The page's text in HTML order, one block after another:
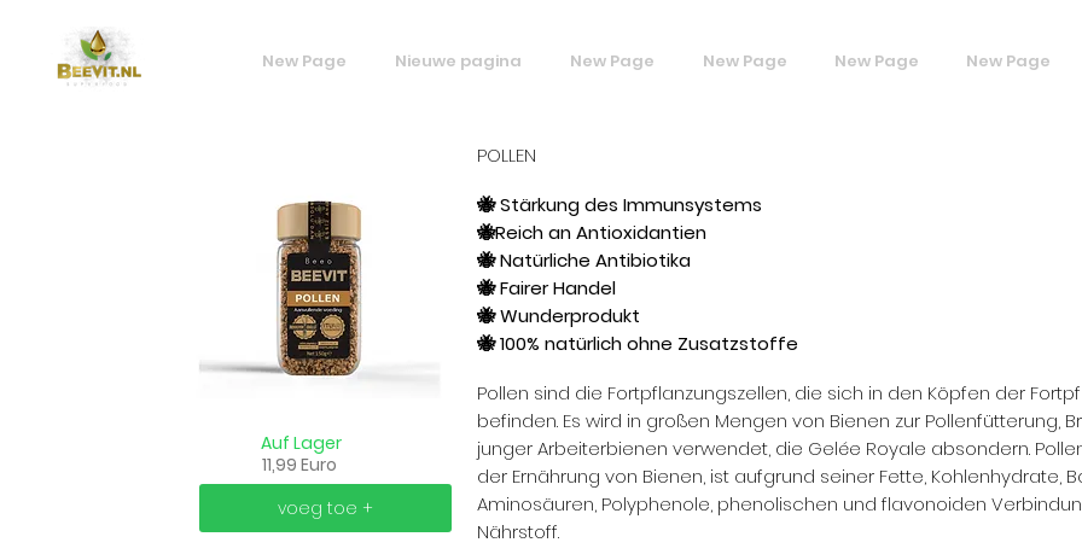
New Page Nieuwe pagina New Page New Page New Page New Page
11,99 Euro
Auf Lager
voeg toe +
POLLEN
🐝 Stärkung des Immunsystems
🐝Reich an Antioxidantien
🐝 Natürliche Antibiotika
🐝 Fairer Handel
🐝 Wunderprodukt
🐝 100% natürlich ohne Zusatzstoffe
Pollen sind die Fortpflanzungszellen, die sich in den Köpfen der
befinden. Es wird in großen Mengen von Bienen zur Pollenfütterung,
junger Arbeiterbienen verwendet, die Gelée Royale absondern.
der Ernährung von Bienen, ist aufgrund seiner Fette, Kohlenhydrate,
Aminosäuren, Polyphenole, phenolischen und flavonoiden
Nährstoff.